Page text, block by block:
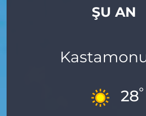
ŞU AN
28°